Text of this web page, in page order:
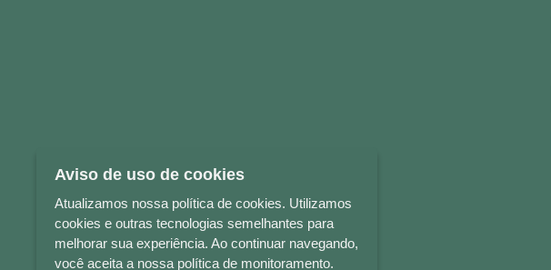
Aviso de uso de cookies
Atualizamos nossa política de cookies. Utilizamos
cookies e outras tecnologias semelhantes para
melhorar sua experiência. Ao continuar navegando,
você aceita a nossa política de monitoramento.